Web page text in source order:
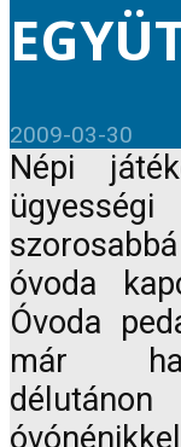
2009-03-30
Népi
óvoda
Óvoda
már